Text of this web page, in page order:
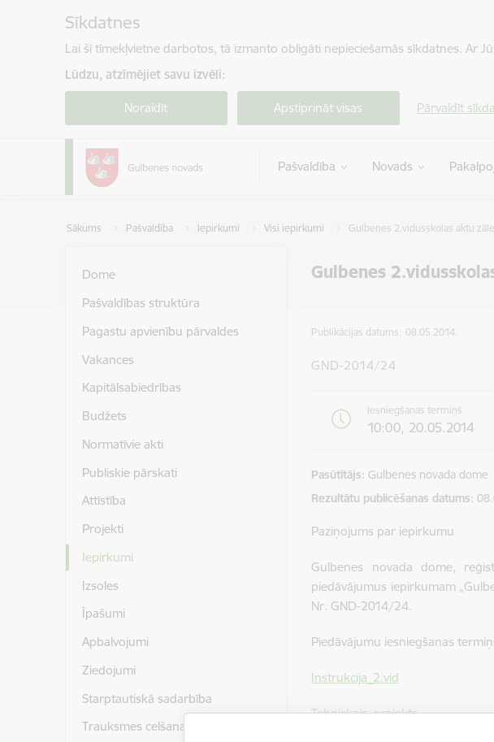
Sīkdatnes
Lai šī tīmekļvietne darbotos, tā izmanto obligāti nepieciešamās sīkdatnes. Ar
Lūdzu, atzīmējiet savu izvēli:
Noraidīt Apstiprināt visas Pārvaldīt
Pašvaldība Novads
Sākums Pašvaldība Iepirkumi Visi iepirkumi Gulbenes 2.vidusskolas aktu
Gulbenes
Dome
Pašvaldības struktūra
Pagastu apvienību pārvaldes
Vakances
Kapitālsabiedrības
Budžets
Normatīvie akti
Publiskie pārskati
Attīstība
Projekti
Iepirkumi
Izsoles
Īpašumi
Apbalvojumi
Ziedojumi
Starptautiskā sadarbība
Trauksmes celšana
Publikācijas datums: 08.05.2014.
GND-2014/24
Iesniegšanas termiņš
10:00, 20.05.2014
Pasūtītājs Gulbenes novada dome
Rezultātu publicēšanas datums
Paziņojums par iepirkumu
Gulbenes novada dome,
piedāvājumus iepirkumam
Nr. GND-2014/24.
Piedāvājumu iesniegšanas
Instrukcija_2.vid
Tehniskais_projekts